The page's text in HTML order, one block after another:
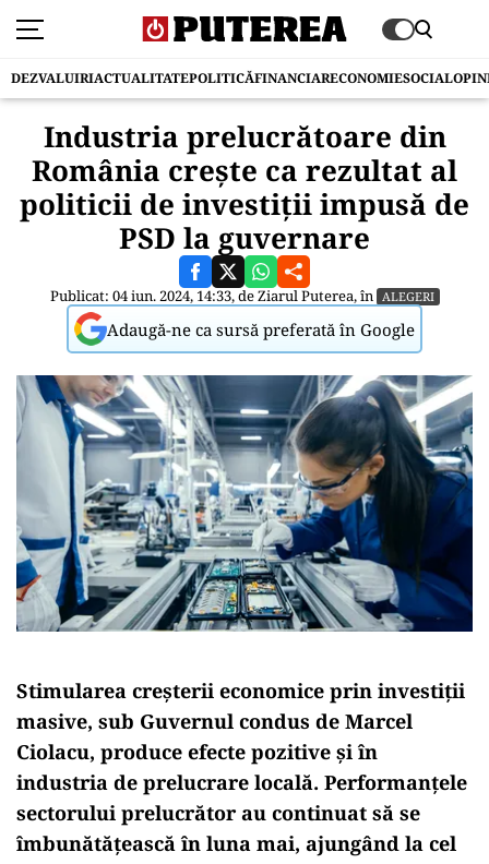
DEZVALUIRIACTUALITATEPOLITICĂFINANCIARECONOMIESOCIAL
Industria prelucrătoare din
România crește ca rezultat al
politicii de investiții impusă de
PSD la guvernare
Publicat: 04 iun. 2024, 14:33, deZiarul Puterea, în ALEGERI
Adaugă-ne ca sursă preferată în Google
Stimularea creșterii economice prin investiții
masive, sub Guvernul condus de Marcel
Ciolacu, produce efecte pozitive și în
industria de prelucrare locală. Performanțele
sectorului prelucrător au continuat să se
îmbunătățească în luna mai, ajungând la cel